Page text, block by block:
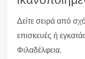
Δείτε σειρά από
επισκευές ή
Φιλαδέλφεια.